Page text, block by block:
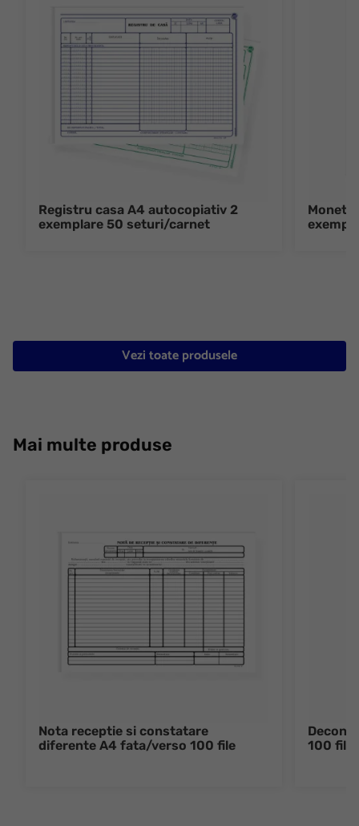
Registru casa A4 autocopiativ 2
exemplare 50 seturi/carnet
Vezi toate produsele
Mai multe produse
Nota receptie si constatare
diferente A4 fata/verso 100 file
Decont
100 file